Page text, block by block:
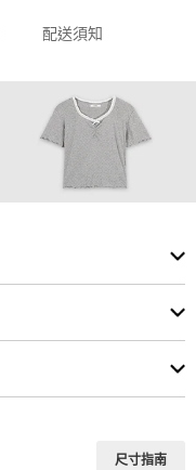
配送須知
尺寸指南